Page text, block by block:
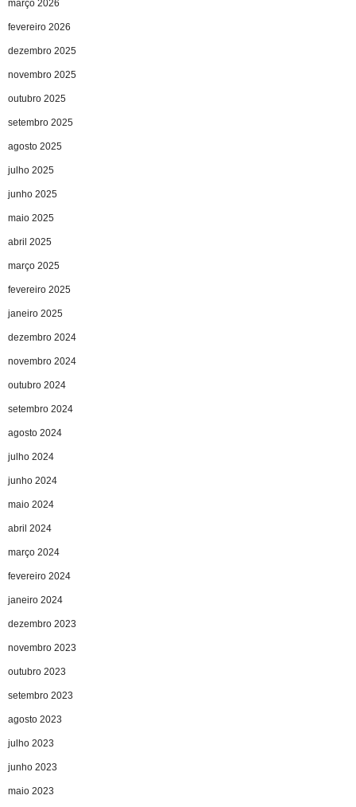
março 2026
fevereiro 2026
dezembro 2025
novembro 2025
outubro 2025
setembro 2025
agosto 2025
julho 2025
junho 2025
maio 2025
abril 2025
março 2025
fevereiro 2025
janeiro 2025
dezembro 2024
novembro 2024
outubro 2024
setembro 2024
agosto 2024
julho 2024
junho 2024
maio 2024
abril 2024
março 2024
fevereiro 2024
janeiro 2024
dezembro 2023
novembro 2023
outubro 2023
setembro 2023
agosto 2023
julho 2023
junho 2023
maio 2023